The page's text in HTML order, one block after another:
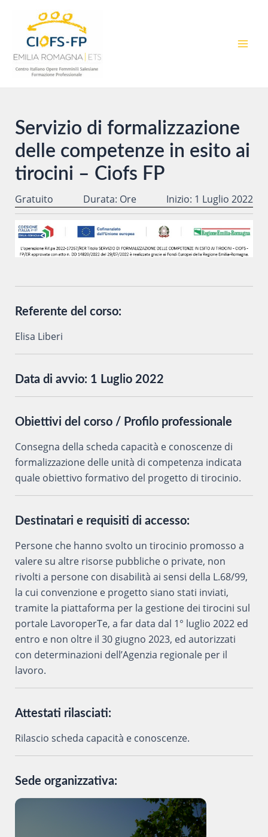
contenuto
Servizio di formalizzazione
delle competenze in esito ai
tirocini – Ciofs FP
Gratuito Durata: Ore Inizio: 1 Luglio 2022
Referente del corso:
Elisa Liberi
Data di avvio: 1 Luglio 2022
Obiettivi del corso / Profilo professionale
Consegna della scheda capacità e conoscenze di
formalizzazione delle unità di competenza indicata
quale obiettivo formativo del progetto di tirocinio.
Destinatari e requisiti di accesso:
Persone che hanno svolto un tirocinio promosso a
valere su altre risorse pubbliche o private, non
rivolti a persone con disabilità ai sensi della L.68/99,
la cui convenzione e progetto siano stati inviati,
tramite la piattaforma per la gestione dei tirocini sul
portale LavoroperTe, a far data dal 1° luglio 2022 ed
entro e non oltre il 30 giugno 2023, ed autorizzati
con determinazioni dell’Agenzia regionale per il
lavoro.
Attestati rilasciati:
Rilascio scheda capacità e conoscenze.
Sede organizzativa: